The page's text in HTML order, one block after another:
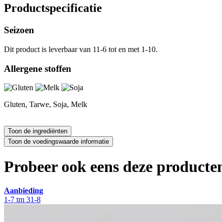
Productspecificatie
Seizoen
Dit product is leverbaar van 11-6 tot en met 1-10.
Allergene stoffen
Gluten, Tarwe, Soja, Melk
Probeer ook eens deze
Aanbieding
1-7 tm 31-8